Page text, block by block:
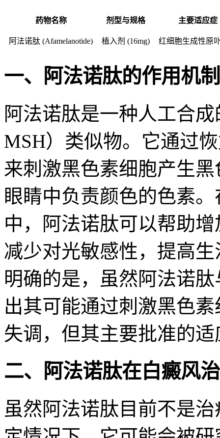
药物名称 剂型与规格 主要适应症
阿法诺肽 (Afamelanotide) 植入剂 (16mg) 红细胞生成性原
一、阿法诺肽的作用机
阿法诺肽是一种人工合
MSH）类似物。它通过
来刺激黑色素细胞产生
眼睛中负责颜色的色素
中，阿法诺肽可以帮助
减少对光敏感性，提高
明确的是，虽然阿法诺
出其可能通过刺激黑色
失调，但其主要批准的
二、阿法诺肽在白癜风
虽然阿法诺肽目前不是